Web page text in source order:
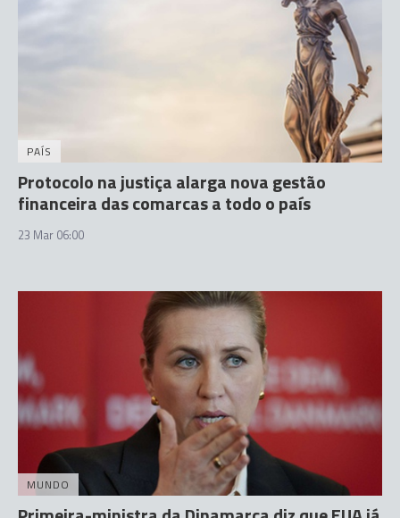
PAÍS
Protocolo na justiça alarga nova gestão
financeira das comarcas a todo o país
23 Mar 06:00
MUNDO